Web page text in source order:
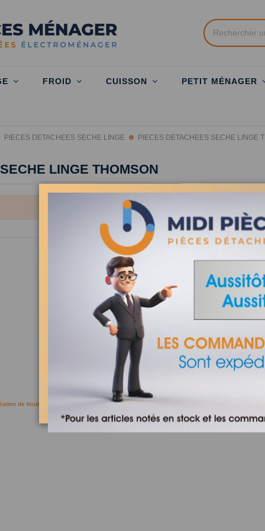
FROID CUISSON PETIT MÉNAGER
PIECES DETACHEES SECHE LINGE PIECES DETACHEES SECHE LINGE
LINGE THOMSON
INFORMATIONS
Qui sommes-nous ?
Nos agences
Contactez-nous
Frais de port
Conditions de ventes
Trouver ma pièce à changer
de boutique en ligne Keole.net, agence web